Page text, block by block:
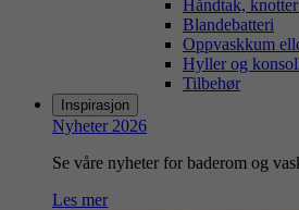
Håndtak,
Blandebatteri
Oppvaskkum
Hyller og
Tilbehør
Inspirasjon
Nyheter 2026
Se våre nyheter for baderom og
Les mer